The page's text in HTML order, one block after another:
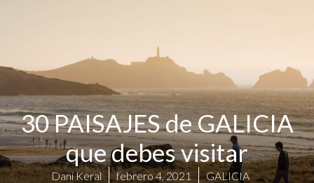
30 PAISAJES de GALICIA
que debes visitar
Dani Keral febrero 4, 2021 GALICIA